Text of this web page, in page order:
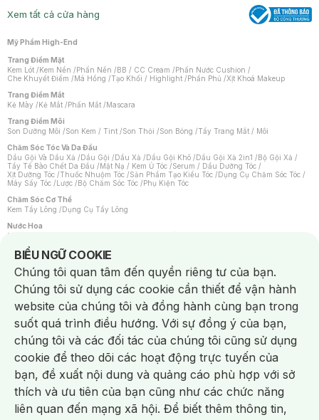
Xem tất cả cửa hàng
Mỹ Phẩm High-End
Trang Điểm Mặt
Kem Lót /Kem Nền /Phấn Nền /BB / CC Cream /Phấn Nước Cushion /
Che Khuyết Điểm /Má Hồng /Tạo Khối / Highlight /Phấn Phủ /Xịt Khoá Makeup
Trang Điểm Mắt
Kẻ Mày /Kẻ Mắt /Phấn Mắt /Mascara
Trang Điểm Môi
Son Dưỡng Môi /Son Kem / Tint /Son Thỏi /Son Bóng /Tẩy Trang Mắt / Môi
Chăm Sóc Tóc Và Da Đầu
Dầu Gội Và Dầu Xả /Dầu Gội /Dầu Xả /Dầu Gội Khô /Dầu Gội Xả 2in1 /Bộ Gội Xả /
Tẩy Tế Bào Chết Da Đầu /Mặt Nạ / Kem Ủ Tóc /Serum / Dầu Dưỡng Tóc /
Xịt Dưỡng Tóc /Thuốc Nhuộm Tóc /Sản Phẩm Tạo Kiểu Tóc /Dụng Cụ Chăm Sóc Tóc /
Máy Sấy Tóc /Lược /Bộ Chăm Sóc Tóc /Phụ Kiện Tóc
Chăm Sóc Cơ Thể
Kem Tẩy Lông /Dụng Cụ Tẩy Lông
Nước Hoa
Nước Hoa Nữ
Chăm Sóc Cá Nhân
Chống Muỗi /Khẩu Trang /Máy Massage/Mặt Nạ Xông Hơi /Nước Rửa Tay/
Sản Phẩm Chăm Sóc Khác /Bàn Chải Đánh Răng /Bàn Chải Điện/
Hỗ Trợ Trắng Răng/Kem Đánh Răng /Máy Tăm Nước/ Nước Súc Miệng/
Tăm / Chỉ Nha Khoa/ Xịt Thơm Miệng / Dung Dịch Vệ Sinh/Dưỡng Vùng Kín/
Khăn Ướt Vệ Sinh Vùng Kín/Băng Vệ Sinh/Tampon/Bọt Cạo Râu /Dao Cạo Râu/
Máy Cạo Râu
Vấn Đề Về Da
Da Dầu / Lỗ Chân Lông To/ Da Khô / Mất Nước/ Da Lão Hóa/ Da Mụn/
Da Nhạy Cảm / Kích Ứng
Da Xỉn Màu Thâm / Nám / Tàn Nhang
Quầng Thâm & Bọng Mắt /Sẹo /Viêm Da Cơ Địa
Dụng Cụ / Phụ Kiện Chăm Sóc Da
Bông Tẩy Trang
Khăn Lau Mặt Khô Dụng Cụ / Máy Rửa Mặt Máy Chăm Sóc Da
Dụng Cụ Chăm Sóc Khác
BIỂU NGỮ COOKIE
Notice about cookies usage
Chúng tôi quan tâm đến quyền riêng tư của bạn.
Chúng tôi sử dụng các cookie cần thiết để vận hành
website của chúng tôi và đồng hành cùng bạn trong
suốt quá trình điều hướng. Với sự đồng ý của bạn,
chúng tôi và các đối tác của chúng tôi cũng sử dụng
cookie để theo dõi các hoạt động trực tuyến của
bạn, đề xuất nội dung và quảng cáo phù hợp với sở
thích và ưu tiên của bạn cũng như các chức năng
liên quan đến mạng xã hội. Để biết thêm thông tin,